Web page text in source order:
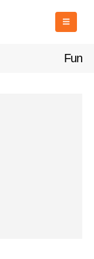
Fun